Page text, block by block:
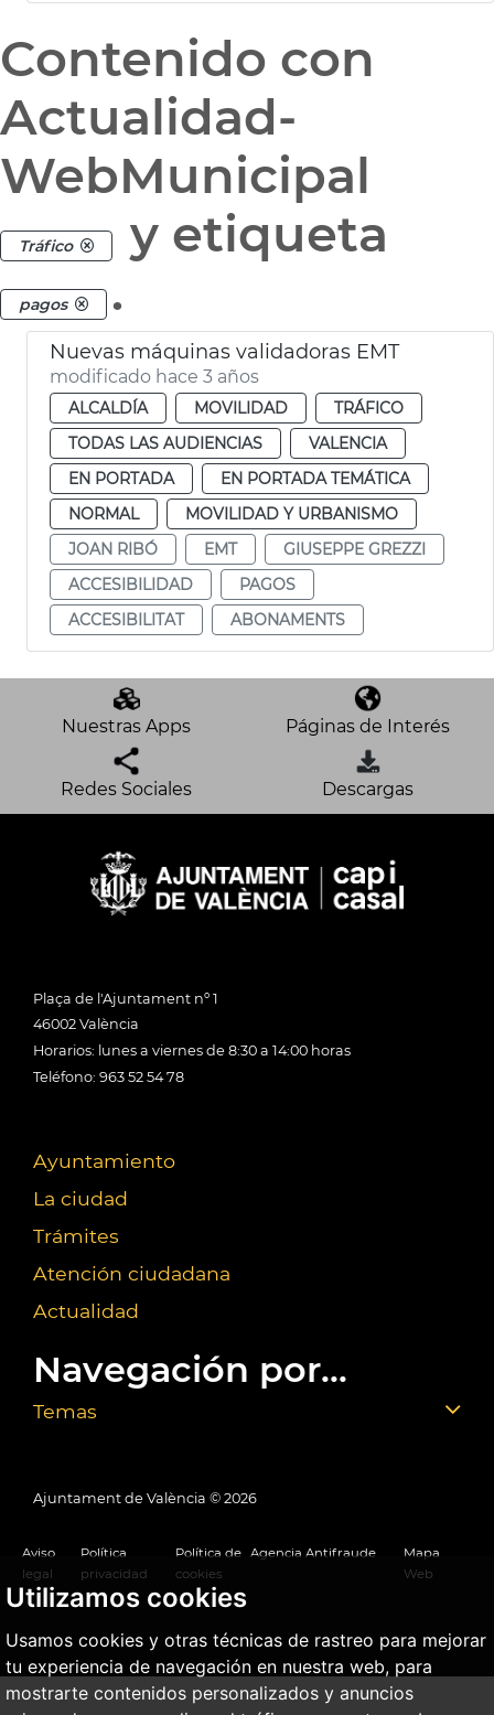
Utilizamos cookies
Usamos cookies y otras técnicas de rastreo para mejorar
tu experiencia de navegación en nuestra web, para
mostrarte contenidos personalizados y anuncios
Contenido con
Actualidad-
WebMunicipal
Tráfico y etiqueta
pagos .
Nuevas máquinas validadoras EMT
modificado hace 3 años
ALCALDÍA MOVILIDAD
TRÁFICO
TODAS LAS AUDIENCIAS
VALENCIA
EN PORTADA
EN PORTADA TEMÁTICA
NORMAL
MOVILIDAD Y URBANISMO
JOAN RIBÓ
EMT
GIUSEPPE GREZZI
ACCESIBILIDAD
PAGOS
ACCESIBILITAT
ABONAMENTS
Nuestras Apps Páginas de Interés
Redes Sociales Descargas
Plaça de l'Ajuntament nº 1
46002 València
Horarios: lunes a viernes de 8:30 a 14:00 horas
Teléfono: 963 52 54 78
Ayuntamiento
La ciudad
Trámites
Atención ciudadana
Actualidad
Navegación por...
Temas
Ajuntament de València © 2026
Aviso
legal
Política
privacidad
Política de
cookies
Agencia Antifraude
Mapa
Web